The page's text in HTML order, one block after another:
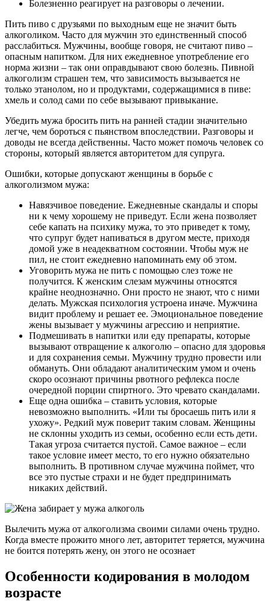
Болезненно реагирует на разговоры о лечении.
Пить пиво с друзьями по выходным еще не значит быть
алкоголиком. Часто для мужчин это единственный способ
расслабиться. Мужчины, вообще говоря, не считают пиво –
опасным напитком. Для них ежедневное употребление его
норма жизни – так они оправдывают свою болезнь. Пивной
алкоголизм страшен тем, что зависимость вызывается не
только этанолом, но и продуктами, содержащимися в пиве:
хмель и солод сами по себе вызывают привыкание.
Убедить мужа бросить пить на ранней стадии значительно
легче, чем бороться с пьянством впоследствии. Разговоры и
доводы не всегда действенны. Часто может помочь человек со
стороны, который является авторитетом для супруга.
Ошибки, которые допускают женщины в борьбе с
алкоголизмом мужа:
Навязчивое поведение. Ежедневные скандалы и споры
ни к чему хорошему не приведут. Если жена позволяет
себе капать на психику мужа, то это приведет к тому,
что супруг будет напиваться в другом месте, приходя
домой уже в неадекватном состоянии. Чтобы муж не
пил, не стоит ежедневно напоминать ему об этом.
Уговорить мужа не пить с помощью слез тоже не
получится. К женским слезам мужчины относятся
крайне неоднозначно. Они просто не знают, что с ними
делать. Мужская психология устроена иначе. Мужчина
видит проблему и решает ее. Эмоциональное поведение
жены вызывает у мужчины агрессию и неприятие.
Подмешивать в напитки или еду препараты, которые
вызывают отвращение к алкоголю – опасно для здоровья
и для сохранения семьи. Мужчину трудно провести или
обмануть. Они обладают аналитическим умом и очень
скоро осознают причины рвотного рефлекса после
очередной порции спиртного. Это чревато скандалами.
Еще одна ошибка – ставить условия, которые
невозможно выполнить. «Или ты бросаешь пить или я
ухожу». Редкий муж поверит таким словам. Женщины
не склонны уходить из семьи, особенно если есть дети.
Такая угроза считается пустой. Самое важное – если
такое условие имеет место, то его нужно обязательно
выполнить. В противном случае мужчина поймет, что
все это пустые страхи и не будет предпринимать
никаких действий.
Вылечить мужа от алкоголизма своими силами очень трудно.
Когда вместе прожито много лет, авторитет теряется, мужчина
не боится потерять жену, он этого не осознает
Особенности кодирования в молодом
возрасте